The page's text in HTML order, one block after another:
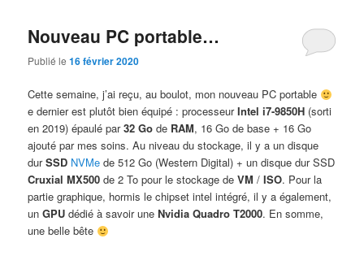
Nouveau PC portable…
Publié le16 février 2020
Cette semaine, j’ai reçu, au boulot, mon nouveau PC portable
e dernier est plutôt bien équipé : processeurIntel i7-9850H (sorti
en 2019) épaulé par32 Gode RAM, 16 Go de base + 16 Go
ajouté par mes soins. Au niveau du stockage, il y a un disque
durSSD NVMede 512 Go (Western Digital) + un disque dur SSD
Cruxial MX500 de 2 To pour le stockage deVM/ISO. Pour la
partie graphique, hormis le chipset intel intégré, il y a également,
unGPUdédié à savoir uneNvidia Quadro T2000. En somme,
une belle bête